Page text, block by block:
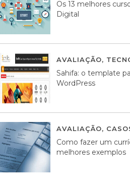
Os 13 melhores
Digital
AVALIAÇÃO,
Sahifa: o template
WordPress
AVALIAÇÃO,
Como fazer um
melhores exemplos